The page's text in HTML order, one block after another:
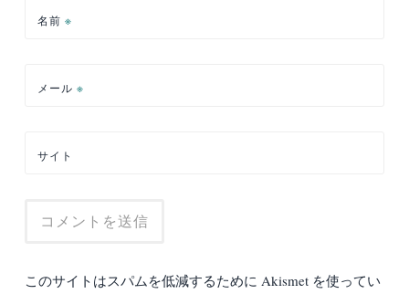
名前 ※
メール ※
サイト
このサイトはスパムを低減するために Akismet を使ってい